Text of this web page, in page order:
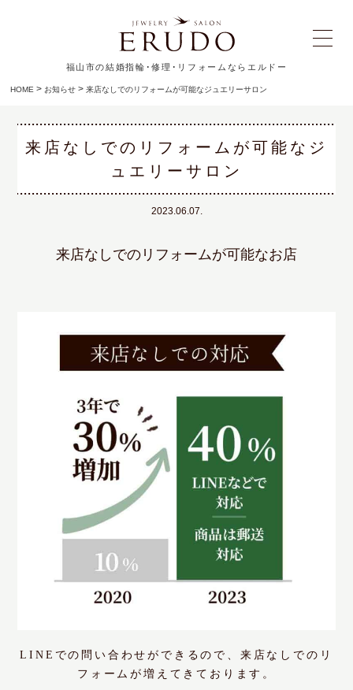
福山市の結婚指輪･修理･リフォームならエルドー
HOME >お知らせ >来店なしでのリフォームが可能なジュエリーサロン
来店なしでのリフォームが可能なジ
ュエリーサロン
2023.06.07.
来店なしでのリフォームが可能なお店
LINEでの問い合わせができるので、来店なしでのリ
フォームが増えてきております。